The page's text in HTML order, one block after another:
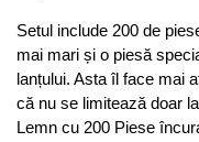
Setul include 200 de
mai mari și o piesă
lanțului. Asta îl face mai
că nu se limitează doar
Lemn cu 200 Piese